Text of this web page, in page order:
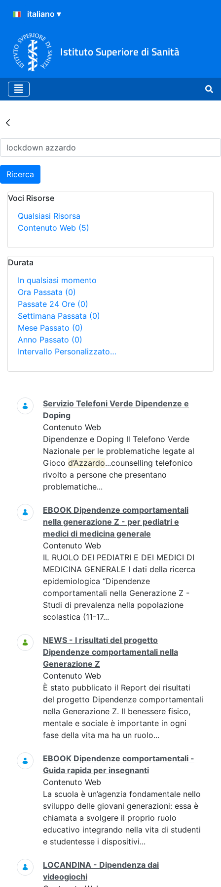
Istituto Superiore di Sanità
Risultati della Ricerca -
Ricerca
Voci Risorse
Qualsiasi Risorsa
Contenuto Web (5)
Durata
In qualsiasi momento
Ora Passata (0)
Passate 24 Ore (0)
Settimana Passata (0)
Mese Passato (0)
Anno Passato (0)
Intervallo Personalizzato…
Ricerca
Servizio Telefoni Verde Dipendenze e
Doping
Contenuto Web
Dipendenze e Doping Il Telefono Verde
Nazionale per le problematiche legate al
Gioco d’Azzardo...counselling telefonico
rivolto a persone che presentano
problematiche...
EBOOK Dipendenze comportamentali
nella generazione Z - per pediatri e
medici di medicina generale
Contenuto Web
IL RUOLO DEI PEDIATRI E DEI MEDICI DI
MEDICINA GENERALE I dati della ricerca
epidemiologica “Dipendenze
comportamentali nella Generazione Z -
Studi di prevalenza nella popolazione
scolastica (11-17...
NEWS - I risultati del progetto
Dipendenze comportamentali nella
Generazione Z
Contenuto Web
È stato pubblicato il Report dei risultati
del progetto Dipendenze comportamentali
nella Generazione Z. Il benessere fisico,
mentale e sociale è importante in ogni
fase della vita ma ha un ruolo...
EBOOK Dipendenze comportamentali -
Guida rapida per insegnanti
Contenuto Web
La scuola è un’agenzia fondamentale nello
sviluppo delle giovani generazioni: essa è
chiamata a svolgere il proprio ruolo
educativo integrando nella vita di studenti
e studentesse i dispositivi...
LOCANDINA - Dipendenza dai
videogiochi